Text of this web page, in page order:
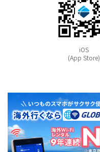
iOS
(App Store)